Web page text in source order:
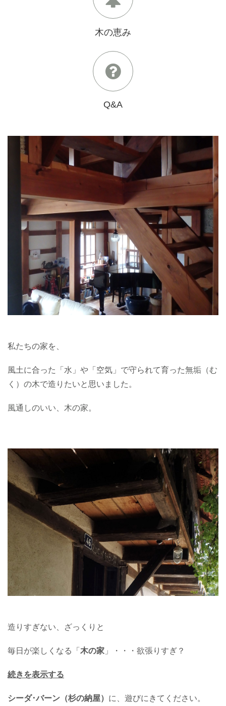
木の恵み
Q&A
私たちの家を、
風土に合った「水」や「空気」で守られて育った無垢（む
く）の木で造りたいと思いました。
風通しのいい 木の家。
造りすぎない、ざっくりと
毎日が楽しくなる「 木の家 」・・・欲張りすぎ？
続きを表示する
シーダ･バーン（杉の納屋） に、遊びにきてください。